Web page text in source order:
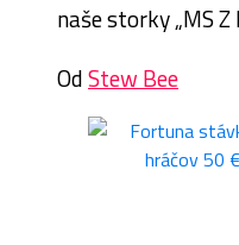
naše storky „MS Z
OdStew Bee